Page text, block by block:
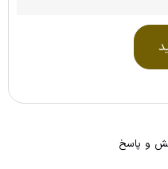
و پاسخ